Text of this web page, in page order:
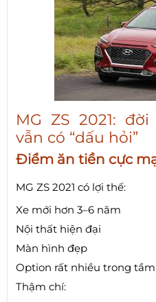
MG ZS 2021:
vẫn có “dấu hỏi”
Điểm ăn tiền cực
MG ZS 2021 có lợi thế:
Xe mới hơn 3–6 năm
Nội thất hiện đại
Màn hình đẹp
Option rất nhiều trong
Thậm chí: